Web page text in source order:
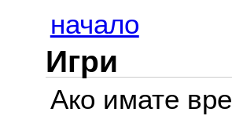
начало
Игри
Ако имате